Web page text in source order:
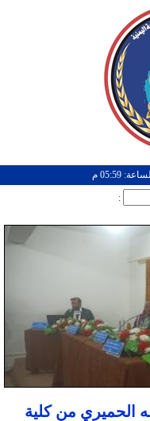
:
الحميري من كلية